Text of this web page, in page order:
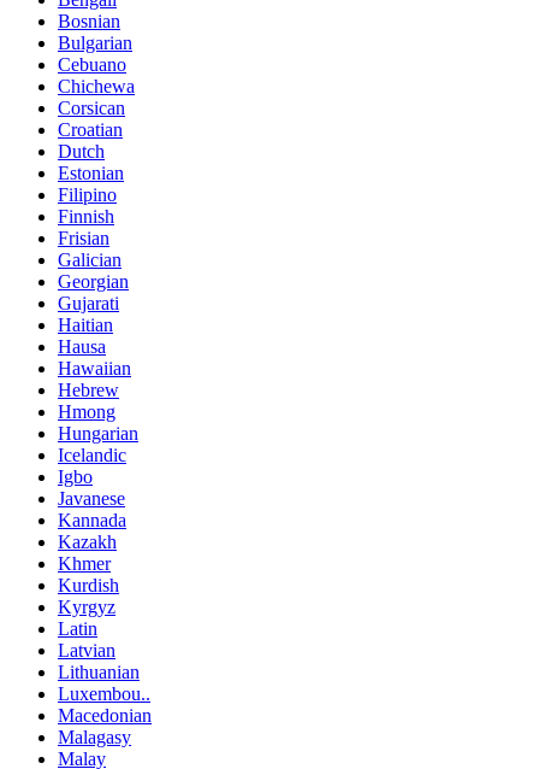
Bosnian
Bulgarian
Cebuano
Chichewa
Corsican
Croatian
Dutch
Estonian
Filipino
Finnish
Frisian
Galician
Georgian
Gujarati
Haitian
Hausa
Hawaiian
Hebrew
Hmong
Hungarian
Icelandic
Igbo
Javanese
Kannada
Kazakh
Khmer
Kurdish
Kyrgyz
Latin
Latvian
Lithuanian
Luxembou..
Macedonian
Malagasy
Malay